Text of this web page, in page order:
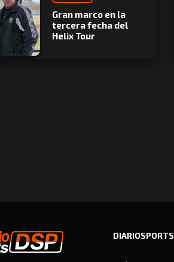
Gran marco en la
tercera fecha del
Helix Tour
DIARIOSPORTS